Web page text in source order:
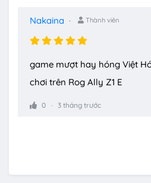
Nakaina Thành viên
game mượt hay hóng Việt
chơi trên Rog Ally Z1 E
0 3 tháng trước